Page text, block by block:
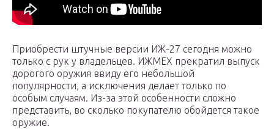
Приобрести штучные версии ИЖ-27 сегодня можно
только с рук у владельцев. ИЖМЕХ прекратил выпуск
дорогого оружия ввиду его небольшой
популярности, а исключения делает только по
особым случаям. Из-за этой особенности сложно
представить, во сколько покупателю обойдется такое
оружие.